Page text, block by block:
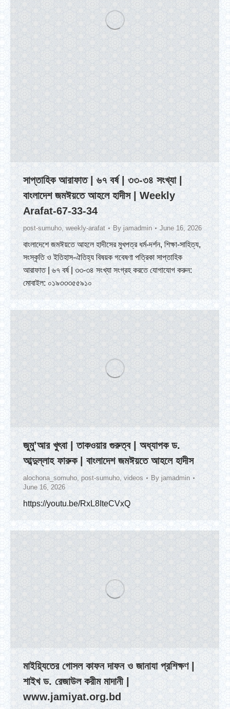
সাপ্তাহিক আরাফাত | ৬৭ বর্ষ | ৩৩-৩৪ সংখ্যা |
বাংলাদেশ জমঈয়তে আহলে হাদীস | Weekly
Arafat-67-33-34
post-sumuho,weekly-arafat By jamadmin June 16, 2026
বাংলাদেশে জমঈয়তে আহলে হাদীসের মুখপত্র ধর্ম-দর্শন, শিক্ষা-সাহিত্য,
সংস্কৃতি ও ইতিহাস-ঐতিহ্য বিষয়ক গবেষণা পত্রিকা সাপ্তাহিক
আরাফাত | ৬৭ বর্ষ | ৩৩-৩৪ সংখ্যা সংগ্রহ করতে যোগাযোগ করুন:
মোবাইল: ০১৯৩৩৩৫৫৯১০
জুমু’আর খুৎবা | তাকওয়ার গুরুত্ব | অধ্যাপক ড.
আব্দুল্লাহ ফারুক | বাংলাদেশ জমঈয়তে আহলে হাদীস
alochona_somuho, post-sumuho, videos By jamadmin
June 16, 2026
https://youtu.be/RxL8IteCVxQ
মাইয়্যিতের গোসল কাফন দাফন ও জানাযা প্রশিক্ষণ |
শাইখ ড. রেজাউল করীম মাদানী |
www.jamiyat.org.bd